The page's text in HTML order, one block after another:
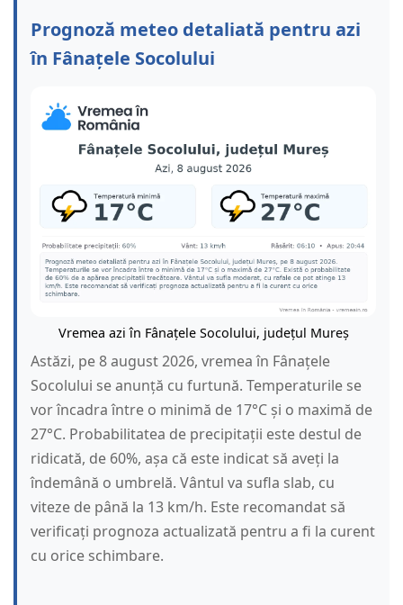
Prognoză meteo detaliată pentru azi
în Fânațele Socolului
Vremea azi în Fânațele Socolului, județul Mureș
Astăzi, pe 8 august 2026, vremea în Fânațele
Socolului se anunță cu furtună. Temperaturile se
vor încadra între o minimă de 17°C și o maximă de
27°C. Probabilitatea de precipitații este destul de
ridicată, de 60%, așa că este indicat să aveți la
îndemână o umbrelă. Vântul va sufla slab, cu
viteze de până la 13 km/h. Este recomandat să
verificați prognoza actualizată pentru a fi la curent
cu orice schimbare.